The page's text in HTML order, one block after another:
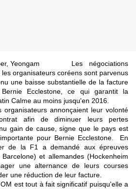
Les négociations
organisateurs coréens sont parvenus
une baisse substantielle de la facture
Ecclestone, ce qui garantit la
Calme au moins jusqu'en 2016.
organisateurs annonçaient leur volonté
afin de diminuer leurs pertes
gain de cause, signe que le pays est
pour Bernie Ecclestone. En
de la F1 a demandé aux épreuves
et allemandes (Hockenheim
une alternance de leurs courses
une réduction de leur facture.
est tout à fait significatif puisqu'elle a